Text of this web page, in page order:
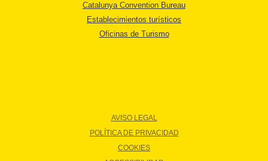
Catalunya Convention Bureau
Establecimientos turísticos
Oficinas de Turismo
AVISO LEGAL
POLÍTICA DE PRIVACIDAD
COOKIES